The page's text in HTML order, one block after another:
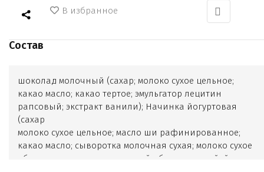
В избранное
Состав
шоколад молочный (сахар; молоко сухое цельное;
какао масло; какао тертое; эмульгатор лецитин
рапсовый; экстракт ванили); Начинка йогуртовая
(сахар
молоко сухое цельное; масло ши рафинированное;
какао масло; сыворотка молочная сухая; молоко сухое
обезжиренное; жир молочный обезвоженный; йогурт